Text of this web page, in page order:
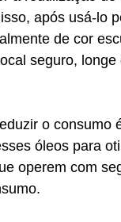
após usá-lo
de cor
seguro,
o consumo
óleos para
operem com